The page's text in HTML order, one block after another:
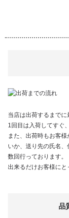
当店は出荷するまでに
1回目は入荷してすぐ
また、出荷時もお客
いか、送り先の氏名
数回行っております。
出来るだけお客様にと
品